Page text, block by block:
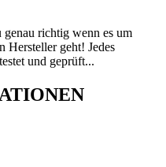
richtig wenn es um
Hersteller geht! Jedes
und geprüft...